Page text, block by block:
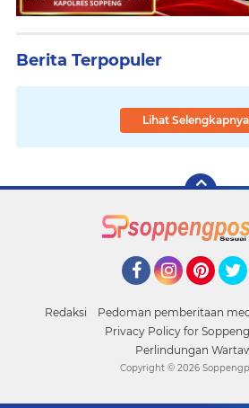
Berita Terpopuler
Lihat Selengkapnya
Redaksi Pedoman pemberitaan
Privacy Policy for
Perlindungan
Copyright © 2026